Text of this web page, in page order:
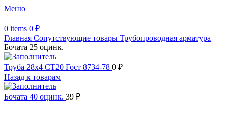
Меню
0 items 0 ₽
Главная Сопутствующие товары Трубопроводная арматура
Бочата 25 оцинк.
Труба 28х4 СТ20 Гост 8734-78 0 ₽
Назад к товарам
Бочата 40 оцинк. 39 ₽